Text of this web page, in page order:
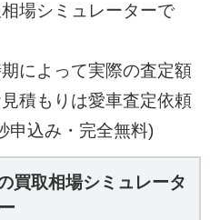
場シミュレーターで
によって実際の査定額
積もりは愛車査定依頼
申込み・完全無料)
買取相場シミュレータ
ー